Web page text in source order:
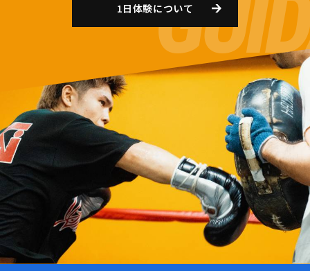
1日体験について